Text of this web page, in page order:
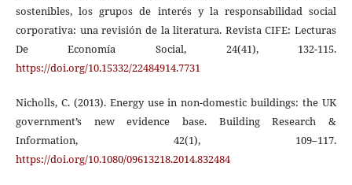
sostenibles, los grupos de interés y la responsabilidad social
corporativa: una revisión de la literatura. Revista CIFE: Lecturas
De Economía Social, 24(41), 132-115.
https://doi.org/10.15332/22484914.7731
Nicholls, C. (2013). Energy use in non-domestic buildings: the UK
government’s new evidence base. Building Research &
Information, 42(1), 109–117.
https://doi.org/10.1080/09613218.2014.832484